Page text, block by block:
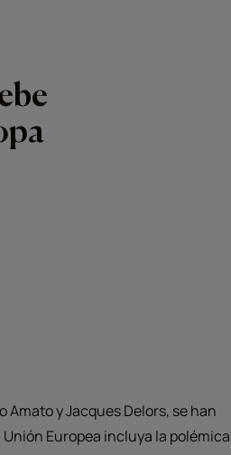
y Jacques Delors, se han
Europea incluya la polémica